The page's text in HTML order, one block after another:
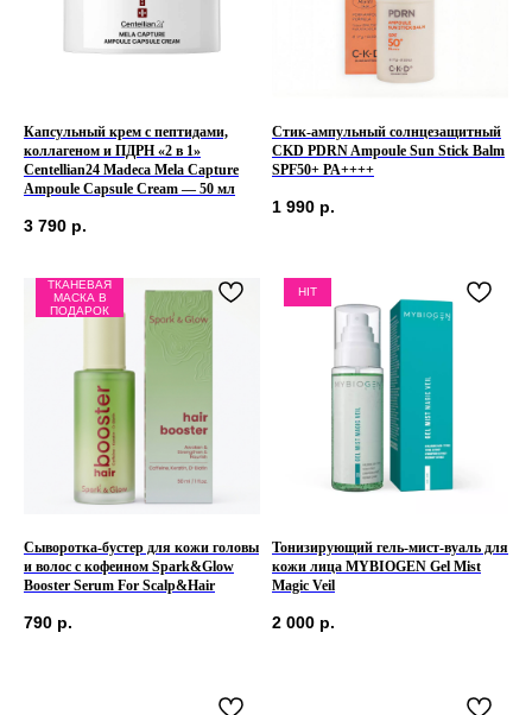
Капсульный крем с пептидами,
коллагеном и ПДРН «2 в 1»
Centellian24 Madeca Mela Capture
Ampoule Capsule Cream — 50 мл
3 790 р.
Стик-ампульный солнцезащитный
CKD PDRN Ampoule Sun Stick Balm
SPF50+ PA++++
1 990 р.
ТКАНЕВАЯ
МАСКА В
ПОДАРОК
Сыворотка-бустер для кожи головы
и волос с кофеином Spark&Glow
Booster Serum For Scalp&Hair
790 р.
HIT
Тонизирующий гель-мист-вуаль для
кожи лица MYBIOGEN Gel Mist
Magic Veil
2 000 р.